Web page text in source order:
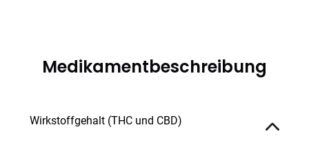
Medikamentbeschreibung
Wirkstoffgehalt (THC und CBD)